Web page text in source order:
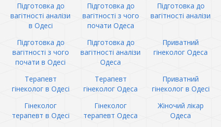
Підготовка до
вагітності аналізи
в Одесі
Підготовка до
вагітності з чого
почати Одеса
Підготовка до
вагітності аналізи
Підготовка до
вагітності з чого
почати в Одесі
Підготовка до
вагітності аналізи
Одеса
Приватний
гінеколог Одеса
Терапевт
гінеколог в Одесі
Терапевт
гінеколог Одеса
Приватний
гінеколог в Одесі
Гінеколог
терапевт в Одесі
Гінеколог
терапевт Одеса
Жіночий лікар
Одеса